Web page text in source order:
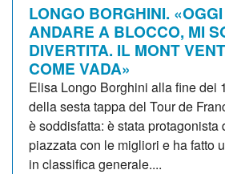
LONGO BORGHINI.
ANDARE A BLOCCO, MI
DIVERTITA. IL MONT
COME VADA»
Elisa Longo Borghini alla fine dei
della sesta tappa del Tour de
è soddisfatta: è stata protagonista
piazzata con le migliori e ha fatto
in classifica generale....